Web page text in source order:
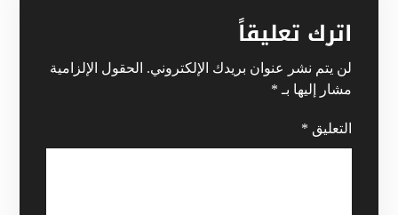
اترك تعليقاً
لن يتم نشر عنوان بريدك الإلكتروني. الحقول الإلزامية
مشار إليها بـ *
التعليق *